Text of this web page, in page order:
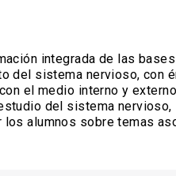
integrada de las
del sistema nervioso, con
el medio interno y
del sistema nervioso,
alumnos sobre temas